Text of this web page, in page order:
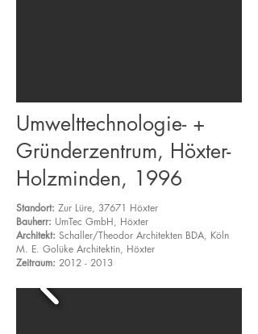
Umwelttechnologie- +
Gründerzentrum, Höxter-
Holzminden, 1996
Standort: Zur Lüre, 37671 Höxter
Bauherr: UmTec GmbH, Höxter
Architekt: Schaller/Theodor Architekten BDA, Köln
M. E. Golüke Architektin, Höxter
Zeitraum: 2012 - 2013